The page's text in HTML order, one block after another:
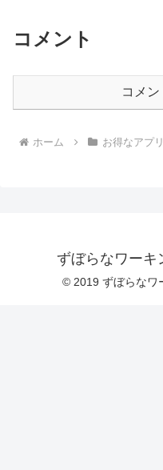
コメント
コメ
ホーム お得なアプリ
ずぼらなワーキ
© 2019 ずぼらなワ